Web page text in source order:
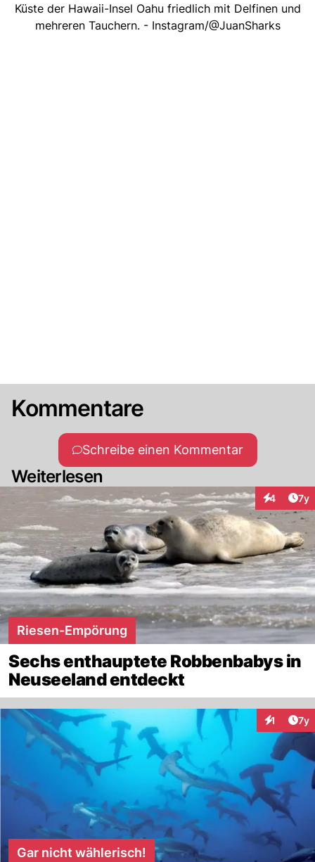
Küste der Hawaii-Insel Oahu friedlich mit Delfinen und
mehreren Tauchern. - Instagram/@JuanSharks
Kommentare
Schreibe einen Kommentar
Weiterlesen
4 7y
Riesen-Empörung
Sechs enthauptete Robbenbabys in
Neuseeland entdeckt
1 7y
Gar nicht wählerisch!